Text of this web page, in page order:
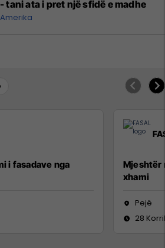
- tani ata i pret një sfidë e madhe
Amerika
i fasadave nga
Mjeshtër
xhami
Pejë
28